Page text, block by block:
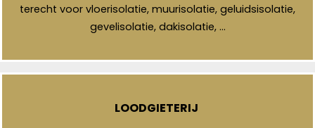
terecht voor vloerisolatie, muurisolatie, geluidsisolatie,
gevelisolatie, dakisolatie, …
LOODGIETERIJ